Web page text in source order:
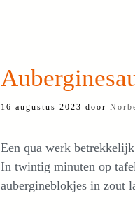
16 augustus 2023 door
Een qua werk
In twintig minuten op
aubergineblokjes in zout